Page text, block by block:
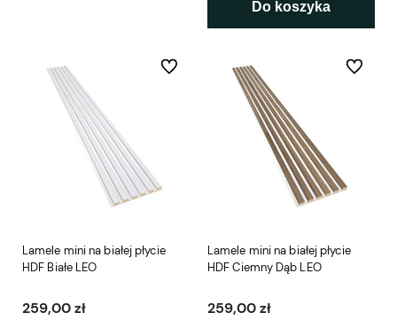
Do koszyka
Lamele mini na białej płycie
HDF Białe LEO
259,00 zł
Do ulubionych
Lamele mini na białej płycie
HDF Ciemny Dąb LEO
259,00 zł
Do